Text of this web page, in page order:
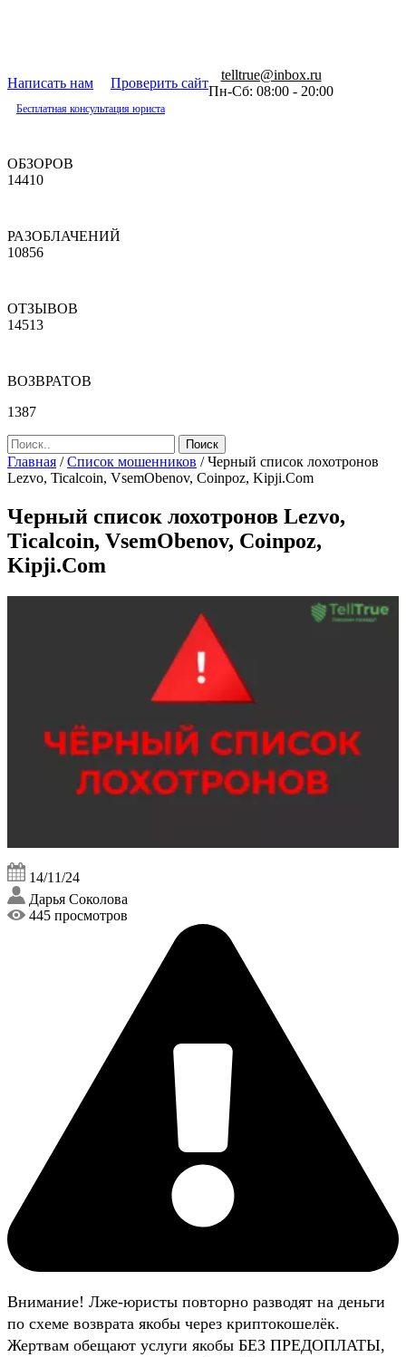
Написать нам Проверить сайт
telltrue@inbox.ru
Пн-Сб: 08:00 - 20:00
Бесплатная консультация юриста
ОБЗОРОВ
14410
РАЗОБЛАЧЕНИЙ
10856
ОТЗЫВОВ
14513
ВОЗВРАТОВ
1387
Главная /Список мошенников /Черный список лохотронов
Lezvo, Ticalcoin, VsemObenov, Coinpoz, Kipji.Com
Черный список лохотронов Lezvo,
Ticalcoin, VsemObenov, Coinpoz,
Kipji.Com
14/11/24
Дарья Соколова
445 просмотров
Внимание! Лже-юристы повторно разводят на деньги
по схеме возврата якобы через криптокошелёк.
Жертвам обещают услуги якобы БЕЗ ПРЕДОПЛАТЫ,